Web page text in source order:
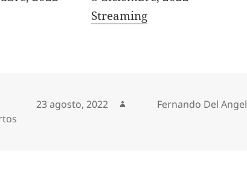
to
In relation to
Streaming
el23 agosto, 2022 Fernando Del Angel